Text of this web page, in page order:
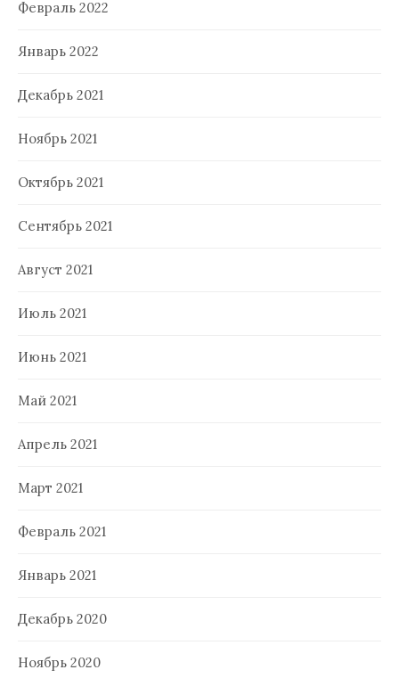
Февраль 2022
Январь 2022
Декабрь 2021
Ноябрь 2021
Октябрь 2021
Сентябрь 2021
Август 2021
Июль 2021
Июнь 2021
Май 2021
Апрель 2021
Март 2021
Февраль 2021
Январь 2021
Декабрь 2020
Ноябрь 2020